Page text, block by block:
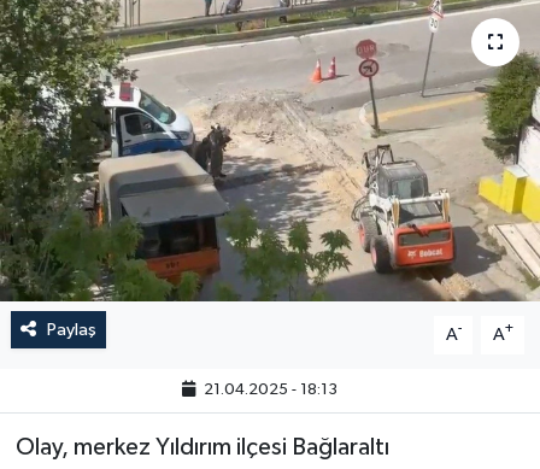
Paylaş A- A+
21.04.2025 - 18:13
Olay, merkez Yıldırım ilçesi Bağlaraltı